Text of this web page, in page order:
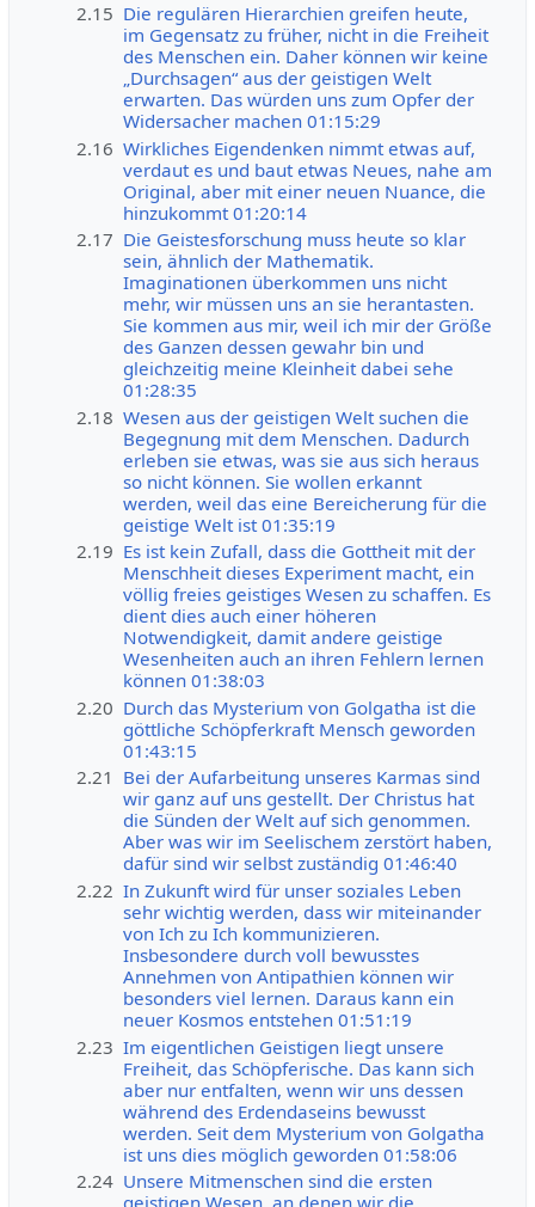
2.15 Die regulären Hierarchien greifen heute,
im Gegensatz zu früher, nicht in die Freiheit
des Menschen ein. Daher können wir keine
„Durchsagen“ aus der geistigen Welt
erwarten. Das würden uns zum Opfer der
Widersacher machen 01:15:29
2.16 Wirkliches Eigendenken nimmt etwas auf,
verdaut es und baut etwas Neues, nahe am
Original, aber mit einer neuen Nuance, die
hinzukommt 01:20:14
2.17 Die Geistesforschung muss heute so klar
sein, ähnlich der Mathematik.
Imaginationen überkommen uns nicht
mehr, wir müssen uns an sie herantasten.
Sie kommen aus mir, weil ich mir der Größe
des Ganzen dessen gewahr bin und
gleichzeitig meine Kleinheit dabei sehe
01:28:35
2.18 Wesen aus der geistigen Welt suchen die
Begegnung mit dem Menschen. Dadurch
erleben sie etwas, was sie aus sich heraus
so nicht können. Sie wollen erkannt
werden, weil das eine Bereicherung für die
geistige Welt ist 01:35:19
2.19 Es ist kein Zufall, dass die Gottheit mit der
Menschheit dieses Experiment macht, ein
völlig freies geistiges Wesen zu schaffen. Es
dient dies auch einer höheren
Notwendigkeit, damit andere geistige
Wesenheiten auch an ihren Fehlern lernen
können 01:38:03
2.20 Durch das Mysterium von Golgatha ist die
göttliche Schöpferkraft Mensch geworden
01:43:15
2.21 Bei der Aufarbeitung unseres Karmas sind
wir ganz auf uns gestellt. Der Christus hat
die Sünden der Welt auf sich genommen.
Aber was wir im Seelischem zerstört haben,
dafür sind wir selbst zuständig 01:46:40
2.22 In Zukunft wird für unser soziales Leben
sehr wichtig werden, dass wir miteinander
von Ich zu Ich kommunizieren.
Insbesondere durch voll bewusstes
Annehmen von Antipathien können wir
besonders viel lernen. Daraus kann ein
neuer Kosmos entstehen 01:51:19
2.23 Im eigentlichen Geistigen liegt unsere
Freiheit, das Schöpferische. Das kann sich
aber nur entfalten, wenn wir uns dessen
während des Erdendaseins bewusst
werden. Seit dem Mysterium von Golgatha
ist uns dies möglich geworden 01:58:06
2.24 Unsere Mitmenschen sind die ersten